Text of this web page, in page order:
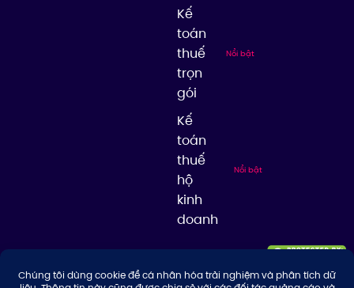
Kế
toán
thuế
trọn
gói
Nổi bật
Kế
toán
thuế
hộ
kinh
doanh
Nổi bật